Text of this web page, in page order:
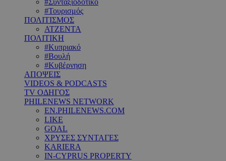
#Συνταξιοδοτικό
#Τουρισμός
ΠΟΛΙΤΙΣΜΟΣ
ΑΤΖΕΝΤΑ
ΠΟΛΙΤΙΚΗ
#Κυπριακό
#Βουλή
#Κυβέρνηση
ΑΠΟΨΕΙΣ
VIDEOS & PODCASTS
TV ΟΔΗΓΟΣ
PHILENEWS NETWORK
EN.PHILENEWS.COM
LIKE
GOAL
ΧΡΥΣΕΣ ΣΥΝΤΑΓΕΣ
KARIERA
IN-CYPRUS PROPERTY